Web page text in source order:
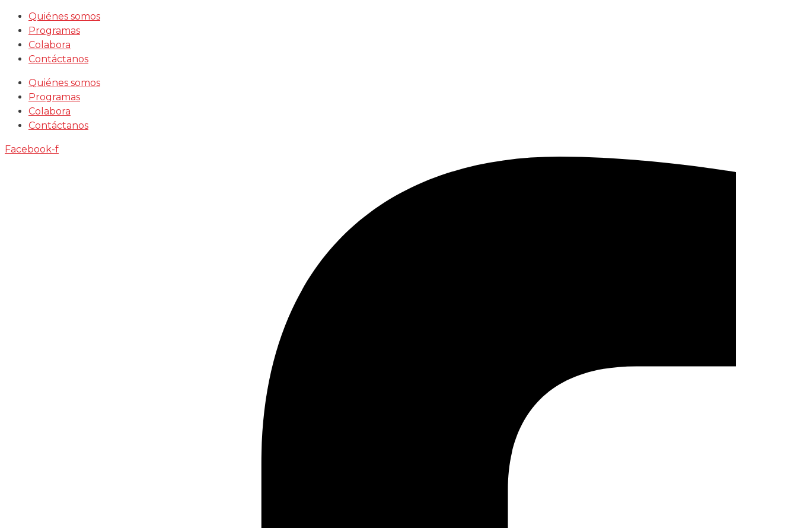
Saltar
contenido
Quiénes somos
Programas
Colabora
Contáctanos
Quiénes somos
Programas
Colabora
Contáctanos
Facebook-f